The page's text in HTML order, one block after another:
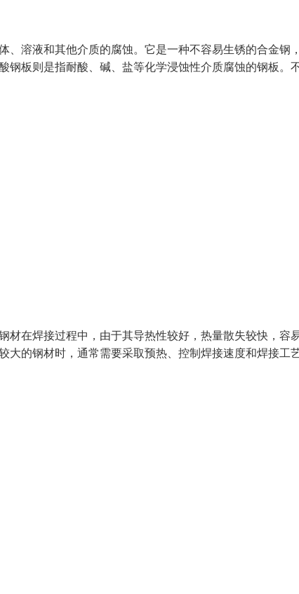
溶液和其他介质的腐蚀。它是一种不容易生锈的合金钢
板则是指耐酸、碱、盐等化学浸蚀性介质腐蚀的钢板。
在焊接过程中，由于其导热性较好，热量散失较快，容
的钢材时，通常需要采取预热、控制焊接速度和焊接工